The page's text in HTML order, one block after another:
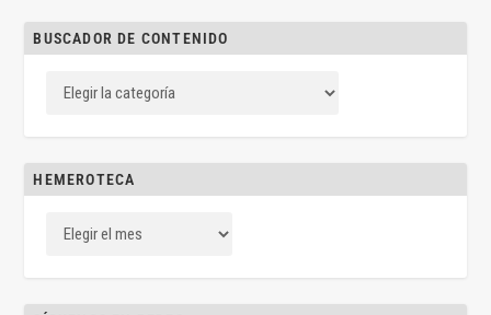
BUSCADOR DE CONTENIDO
HEMEROTECA